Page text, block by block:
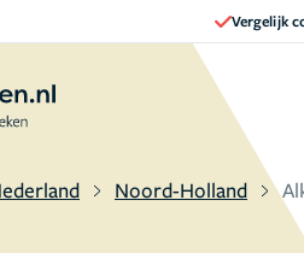
Vergelijk
Noord-Holland